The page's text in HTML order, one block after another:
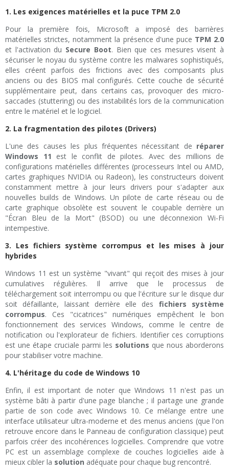
1. Les exigences matérielles et la puce TPM 2.0
Pour la première fois, Microsoft a imposé des barrières
matérielles strictes, notamment la présence d'une puce TPM 2.0
et l'activation du Secure Boot. Bien que ces mesures visent à
sécuriser le noyau du système contre les malwares sophistiqués,
elles créent parfois des frictions avec des composants plus
anciens ou des BIOS mal configurés. Cette couche de sécurité
supplémentaire peut, dans certains cas, provoquer des micro-
saccades (stuttering) ou des instabilités lors de la communication
entre le matériel et le logiciel.
2. La fragmentation des pilotes (Drivers)
L'une des causes les plus fréquentes nécessitant de réparer
Windows 11 est le conflit de pilotes. Avec des millions de
configurations matérielles différentes (processeurs Intel ou AMD,
cartes graphiques NVIDIA ou Radeon), les constructeurs doivent
constamment mettre à jour leurs drivers pour s'adapter aux
nouvelles builds de Windows. Un pilote de carte réseau ou de
carte graphique obsolète est souvent le coupable derrière un
"Écran Bleu de la Mort" (BSOD) ou une déconnexion Wi-Fi
intempestive.
3. Les fichiers système corrompus et les mises à jour
hybrides
Windows 11 est un système "vivant" qui reçoit des mises à jour
cumulatives régulières. Il arrive que le processus de
téléchargement soit interrompu ou que l'écriture sur le disque dur
soit défaillante, laissant derrière elle des fichiers système
corrompus. Ces "cicatrices" numériques empêchent le bon
fonctionnement des services Windows, comme le centre de
notification ou l'explorateur de fichiers. Identifier ces corruptions
est une étape cruciale parmi les solutions que nous aborderons
pour stabiliser votre machine.
4. L'héritage du code de Windows 10
Enfin, il est important de noter que Windows 11 n'est pas un
système bâti à partir d'une page blanche ; il partage une grande
partie de son code avec Windows 10. Ce mélange entre une
interface utilisateur ultra-moderne et des menus anciens (que l'on
retrouve encore dans le Panneau de configuration classique) peut
parfois créer des incohérences logicielles. Comprendre que votre
PC est un assemblage complexe de couches logicielles aide à
mieux cibler la solution adéquate pour chaque bug rencontré.